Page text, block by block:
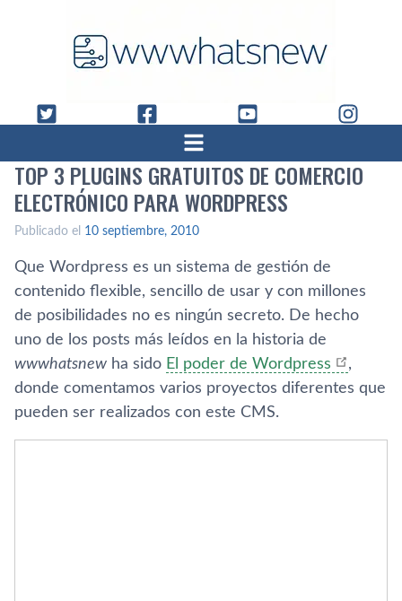
TOP 3 PLUGINS GRATUITOS DE COMERCIO
ELECTRÓNICO PARA WORDPRESS
Publicado el 10 septiembre, 2010
Que Wordpress es un sistema de gestión de
contenido flexible, sencillo de usar y con millones
de posibilidades no es ningún secreto. De hecho
uno de los posts más leí­dos en la historia de
wwwhatsnew ha sido El poder de Wordpress
,
donde comentamos varios proyectos diferentes que
pueden ser realizados con este CMS.